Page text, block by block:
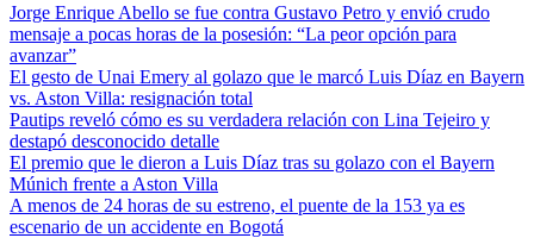
Jorge Enrique Abello se fue contra Gustavo Petro y envió crudo
mensaje a pocas horas de la posesión: “La peor opción para
avanzar”
El gesto de Unai Emery al golazo que le marcó Luis Díaz en Bayern
vs. Aston Villa: resignación total
Pautips reveló cómo es su verdadera relación con Lina Tejeiro y
destapó desconocido detalle
El premio que le dieron a Luis Díaz tras su golazo con el Bayern
Múnich frente a Aston Villa
A menos de 24 horas de su estreno, el puente de la 153 ya es
escenario de un accidente en Bogotá